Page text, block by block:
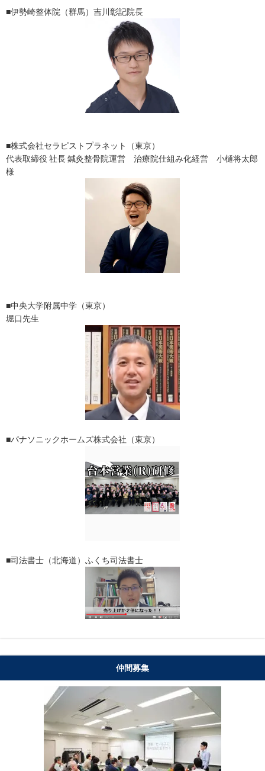
■伊勢崎整体院（群馬）吉川彰記院長
■株式会社セラピストプラネット（東京）
代表取締役 社長 鍼灸整骨院運営 治療院仕組み化経営 小樋将太郎
様
■中央大学附属中学（東京）
堀口先生
■パナソニックホームズ株式会社（東京）
■司法書士（北海道）ふくち司法書士
仲間募集